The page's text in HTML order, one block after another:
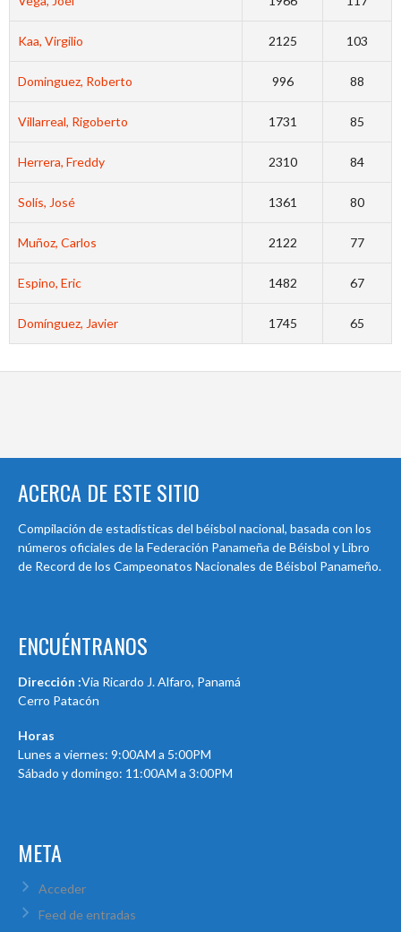
Kaa, Virgilio 2125 103
Dominguez, Roberto 996 88
Villarreal, Rigoberto 1731 85
Herrera, Freddy 2310 84
Solís, José 1361 80
Muñoz, Carlos 2122 77
Espino, Eric 1482 67
Domínguez, Javier 1745 65
ACERCA DE ESTE SITIO
Compilación de estadísticas del béisbol nacional, basada con los
números oficiales de la Federación Panameña de Béisbol y Libro
de Record de los Campeonatos Nacionales de Béisbol Panameño.
ENCUÉNTRANOS
Dirección :Via Ricardo J. Alfaro, Panamá
Cerro Patacón
Horas
Lunes a viernes: 9:00AM a 5:00PM
Sábado y domingo: 11:00AM a 3:00PM
META
Acceder
Feed de entradas